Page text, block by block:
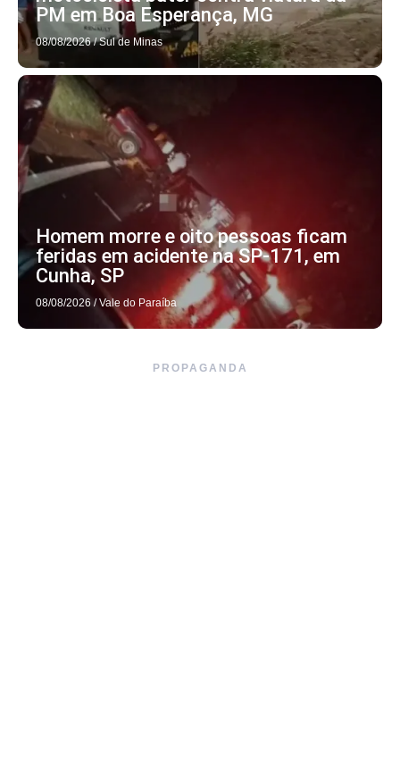
PM em Boa Esperança, MG
08/08/2026 / Sul de Minas
Homem morre e oito pessoas ficam
feridas em acidente na SP-171, em
Cunha, SP
08/08/2026 / Vale do Paraíba
PROPAGANDA